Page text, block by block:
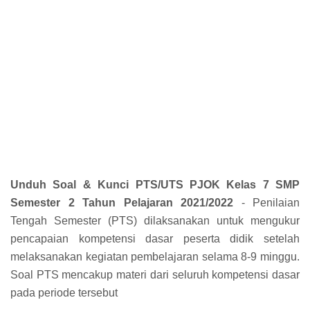
Unduh Soal & Kunci PTS/UTS PJOK Kelas 7 SMP
Semester 2 Tahun Pelajaran 2021/2022 - Penilaian
Tengah Semester (PTS) dilaksanakan untuk mengukur
pencapaian kompetensi dasar peserta didik setelah
melaksanakan kegiatan pembelajaran selama 8-9 minggu.
Soal PTS mencakup materi dari seluruh kompetensi dasar
pada periode tersebut